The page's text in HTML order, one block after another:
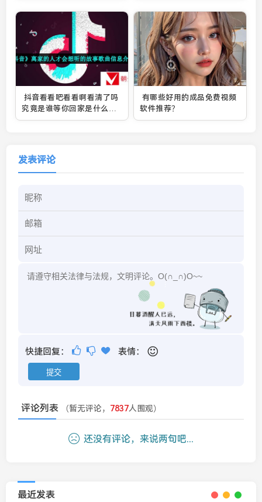
抖音看看吧看看啊看清了吗
究竟是谁等你回家是什么歌-
离家的人才会想听的故事歌
有哪些好用的成品免费视频
软件推荐？
发表评论
快捷回复： 表情：
评论列表 （暂无评论， 7837人围观）
还没有评论，来说两句吧...
最近发表